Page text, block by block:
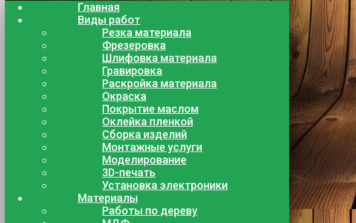
Главная
Виды работ
Резка материала
Фрезеровка
Шлифовка материала
Гравировка
Раскройка материала
Окраска
Покрытие маслом
Оклейка пленкой
Сборка изделий
Монтажные услуги
Моделирование
3D-печать
Установка электроники
Материалы
Работы по дереву